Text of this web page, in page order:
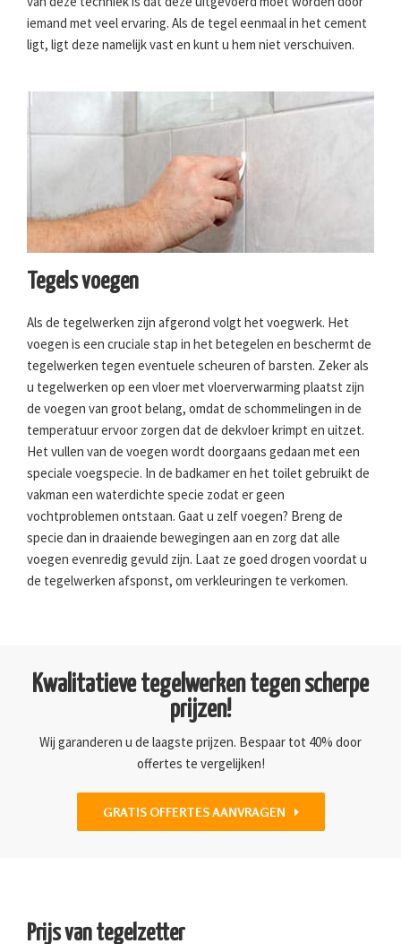
iemand met veel ervaring. Als de tegel eenmaal in het cement
ligt, ligt deze namelijk vast en kunt u hem niet verschuiven.
Tegels voegen
Als de tegelwerken zijn afgerond volgt het voegwerk. Het
voegen is een cruciale stap in het betegelen en beschermt de
tegelwerken tegen eventuele scheuren of barsten. Zeker als
u tegelwerken op een vloer met vloerverwarming plaatst zijn
de voegen van groot belang, omdat de schommelingen in de
temperatuur ervoor zorgen dat de dekvloer krimpt en uitzet.
Het vullen van de voegen wordt doorgaans gedaan met een
speciale voegspecie. In de badkamer en het toilet gebruikt de
vakman een waterdichte specie zodat er geen
vochtproblemen ontstaan. Gaat u zelf voegen? Breng de
specie dan in draaiende bewegingen aan en zorg dat alle
voegen evenredig gevuld zijn. Laat ze goed drogen voordat u
de tegelwerken afsponst, om verkleuringen te verkomen.
Kwalitatieve tegelwerken tegen scherpe
prijzen!
Wij garanderen u de laagste prijzen. Bespaar tot 40% door
offertes te vergelijken!
GRATIS OFFERTES AANVRAGEN
Prijs van tegelzetter